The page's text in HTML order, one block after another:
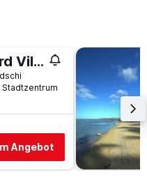
Bulabard Villas
Angebot